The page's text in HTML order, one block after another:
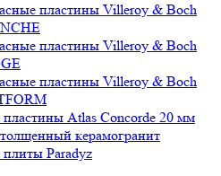
пластины Villeroy & Boch
пластины Villeroy & Boch
пластины Villeroy & Boch
пластины Atlas Concorde 20 мм
керамогранит
Paradyz